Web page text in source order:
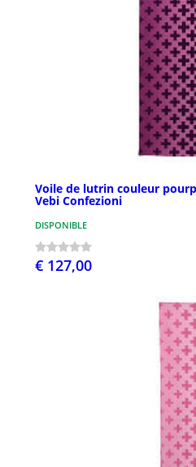
Voile de lutrin couleur
Vebi Confezioni
DISPONIBLE
€ 127,00